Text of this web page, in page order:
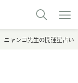
ニャンコ先生の開運星占